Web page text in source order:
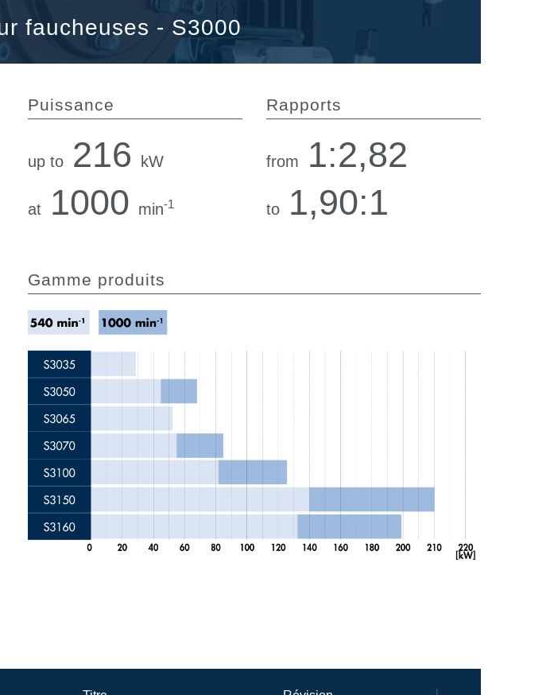
pour systèmes de contrôle
faucheuses - S3000
Puissance
up to 216 kW
at 1000 min-1
Rapports
from 1:2,82
to 1,90:1
Gamme produits